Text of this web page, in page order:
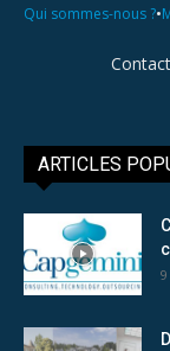
Qui sommes-nous ?•
ARTICLES